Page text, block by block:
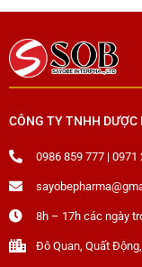
CÔNG TY TNHH DƯỢC
0986 859 777 | 0971
8h – 17h các ngày
Đô Quan, Quất